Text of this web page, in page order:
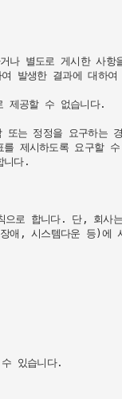
나 별도로 게시한 사항
발생한 결과에 대하여
제공할 수 없습니다.
는 정정을 요구하는
제시하도록 요구할
니다.
합니다. 단, 회사
, 시스템다운 등)
있습니다.